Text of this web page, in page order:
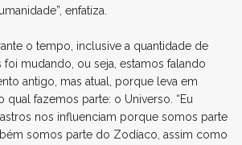
enfatiza.
o tempo, inclusive a quantidade de
mudando, ou seja, estamos falando
antigo, mas atual, porque leva em
fazemos parte: o Universo. “Eu
nos influenciam porque somos parte
somos parte do Zodíaco, assim como